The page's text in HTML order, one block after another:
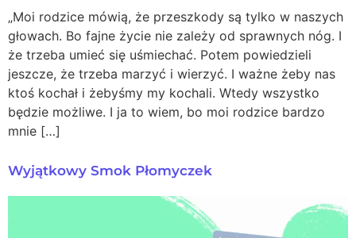
„Moi rodzice mówią, że przeszkody są tylko w naszych
głowach. Bo fajne życie nie zależy od sprawnych nóg. I
że trzeba umieć się uśmiechać. Potem powiedzieli
jeszcze, że trzeba marzyć i wierzyć. I ważne żeby nas
ktoś kochał i żebyśmy my kochali. Wtedy wszystko
będzie możliwe. I ja to wiem, bo moi rodzice bardzo
mnie […]
Wyjątkowy Smok Płomyczek